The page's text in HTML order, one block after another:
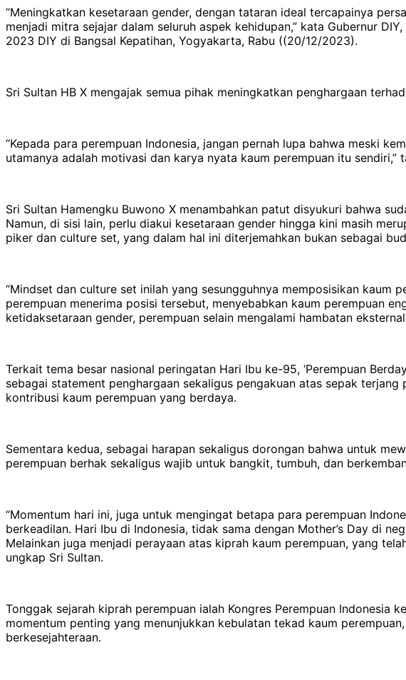
“Meningkatkan kesetaraan gender, dengan tataran ideal tercapainya
menjadi mitra sejajar dalam seluruh aspek kehidupan,” kata Gubernur
2023 DIY di Bangsal Kepatihan, Yogyakarta, Rabu ((20/12/2023).
Sri Sultan HB X mengajak semua pihak meningkatkan penghargaan
“Kepada para perempuan Indonesia, jangan pernah lupa bahwa meski
utamanya adalah motivasi dan karya nyata kaum perempuan itu sendiri,”
Sri Sultan Hamengku Buwono X menambahkan patut disyukuri bahwa
Namun, di sisi lain, perlu diakui kesetaraan gender hingga kini masih
piker dan culture set, yang dalam hal ini diterjemahkan bukan sebagai
“Mindset dan culture set inilah yang sesungguhnya memposisikan kaum
perempuan menerima posisi tersebut, menyebabkan kaum perempuan
ketidaksetaraan gender, perempuan selain mengalami hambatan
Terkait tema besar nasional peringatan Hari Ibu ke-95, ‘Perempuan
sebagai statement penghargaan sekaligus pengakuan atas sepak
kontribusi kaum perempuan yang berdaya.
Sementara kedua, sebagai harapan sekaligus dorongan bahwa untuk
perempuan berhak sekaligus wajib untuk bangkit, tumbuh, dan
“Momentum hari ini, juga untuk mengingat betapa para perempuan
berkeadilan. Hari Ibu di Indonesia, tidak sama dengan Mother’s Day di
Melainkan juga menjadi perayaan atas kiprah kaum perempuan, yang
ungkap Sri Sultan.
Tonggak sejarah kiprah perempuan ialah Kongres Perempuan Indonesia
momentum penting yang menunjukkan kebulatan tekad kaum
berkesejahteraan.